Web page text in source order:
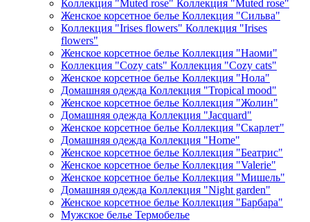
Коллекция "Muted rose" Коллекция "Muted rose"
Женское корсетное белье Коллекция "Сильва"
Коллекция "Irises flowers" Коллекция "Irises
flowers"
Женское корсетное белье Коллекция "Наоми"
Коллекция "Cozy cats" Коллекция "Cozy cats"
Женское корсетное белье Коллекция "Нола"
Домашняя одежда Коллекция "Tropical mood"
Женское корсетное белье Коллекция "Жолин"
Домашняя одежда Коллекция "Jacquard"
Женское корсетное белье Коллекция "Скарлет"
Домашняя одежда Коллекция "Home"
Женское корсетное белье Коллекция "Беатрис"
Женское корсетное белье Коллекция "Valerie"
Женское корсетное белье Коллекция "Мишель"
Домашняя одежда Коллекция "Night garden"
Женское корсетное белье Коллекция "Барбара"
Мужское белье Термобелье